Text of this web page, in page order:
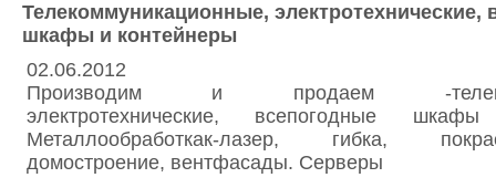
Телекоммуникационные, электротехнические,
шкафы и контейнеры
02.06.2012
Производим и продаем -
электротехнические, всепогодные
Металлообработкак-лазер, гибка,
домостроение, вентфасады. Серверы